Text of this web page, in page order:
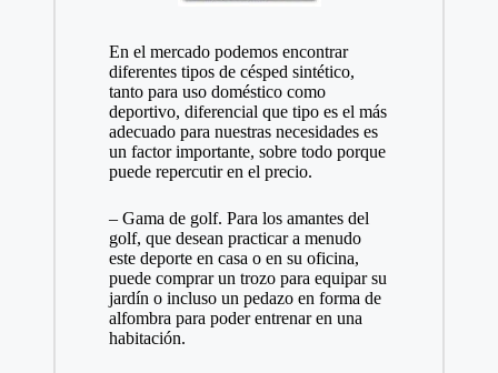
En el mercado podemos encontrar
diferentes tipos de césped sintético,
tanto para uso doméstico como
deportivo, diferencial que tipo es el más
adecuado para nuestras necesidades es
un factor importante, sobre todo porque
puede repercutir en el precio.
– Gama de golf. Para los amantes del
golf, que desean practicar a menudo
este deporte en casa o en su oficina,
puede comprar un trozo para equipar su
jardín o incluso un pedazo en forma de
alfombra para poder entrenar en una
habitación.